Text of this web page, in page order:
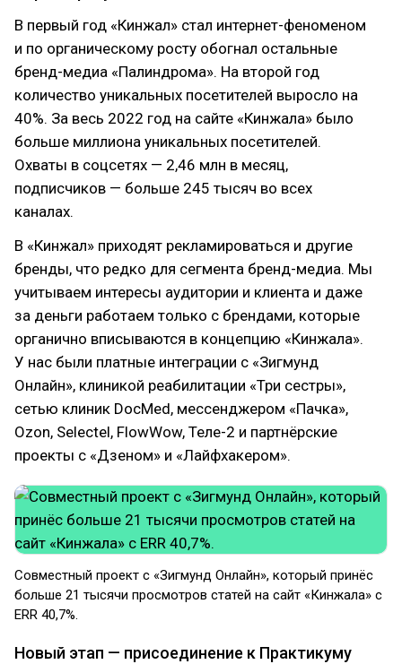
В первый год «Кинжал» стал интернет-феноменом
и по органическому росту обогнал остальные
бренд-медиа «Палиндрома». На второй год
количество уникальных посетителей выросло на
40%. За весь 2022 год на сайте «Кинжала» было
больше миллиона уникальных посетителей.
Охваты в соцсетях — 2,46 млн в месяц,
подписчиков — больше 245 тысяч во всех
каналах.
В «Кинжал» приходят рекламироваться и другие
бренды, что редко для сегмента бренд-медиа. Мы
учитываем интересы аудитории и клиента и даже
за деньги работаем только с брендами, которые
органично вписываются в концепцию «Кинжала».
У нас были платные интеграции с «Зигмунд
Онлайн», клиникой реабилитации «Три сестры»,
сетью клиник DocMed, мессенджером «Пачка»,
Ozon, Selectel, FlowWow, Теле-2 и партнёрские
проекты с «Дзеном» и «Лайфхакером».
Совместный проект с «Зигмунд Онлайн», который принёс
больше 21 тысячи просмотров статей на сайт «Кинжала» с
ERR 40,7%.
Новый этап — присоединение к Практикуму